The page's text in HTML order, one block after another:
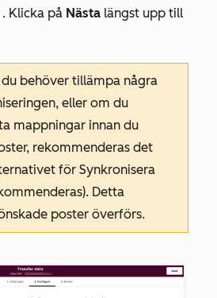
. Klicka på Nästa längst upp till
behöver tillämpa några
eller om du
mappningar innan du
rekommenderas det
för Synkronisera
. Detta
poster överförs.